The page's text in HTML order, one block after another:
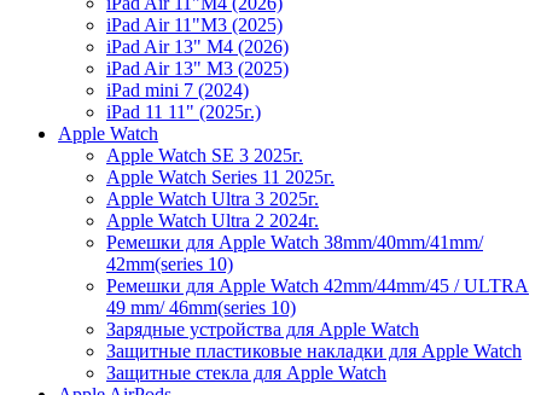
iPad Air 11"M3 (2025)
iPad Air 13" M4 (2026)
iPad Air 13" M3 (2025)
iPad mini 7 (2024)
iPad 11 11" (2025г.)
Apple Watch
Apple Watch SE 3 2025г.
Apple Watch Series 11 2025г.
Apple Watch Ultra 3 2025г.
Apple Watch Ultra 2 2024г.
Ремешки для Apple Watch 38mm/40mm/41mm/
42mm(series 10)
Ремешки для Apple Watch 42mm/44mm/45 / ULTRA
49 mm/ 46mm(series 10)
Зарядные устройства для Apple Watch
Защитные пластиковые накладки для Apple Watch
Защитные стекла для Apple Watch